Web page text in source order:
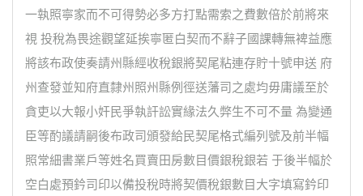
一執照寧家而不可得勢必多方打點需索之費數倍於前將來
視 投稅為畏途觀望延挨寧匿白契而不辭子國課轉無裨益應
將該布政使奏請州縣經收稅銀將契尾粘連存貯十號申送 府
州查發並知府直隸州照州縣例徑送藩司之處均毋庸議至於
貪吏以大報小奸民爭執訐訟實緣法久弊生不可不量 為變通
臣等酌議請嗣後布政司頒發給民契尾格式編列號及前半幅
照常細書業戶等姓名買賣田房數目價銀稅銀若 于後半幅於
空白處預鈐司印以備投稅時將契價稅銀數目大字填寫鈐印